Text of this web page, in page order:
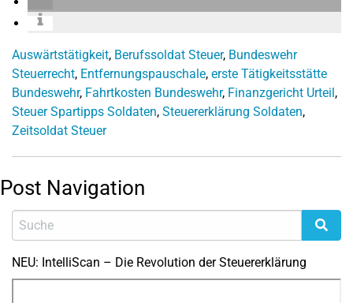
Auswärtstätigkeit, Berufssoldat Steuer, Bundeswehr
Steuerrecht, Entfernungspauschale, erste Tätigkeitsstätte
Bundeswehr, Fahrtkosten Bundeswehr, Finanzgericht Urteil,
Steuer Spartipps Soldaten, Steuererklärung Soldaten,
Zeitsoldat Steuer
Post Navigation
NEU: IntelliScan – Die Revolution der Steuererklärung